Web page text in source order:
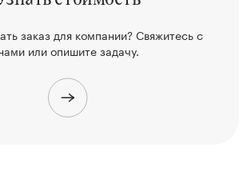
заказ для компании? Свяжитесьс
или опишите задачу.